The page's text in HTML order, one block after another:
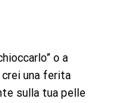
o a
una ferita
sulla tua pelle